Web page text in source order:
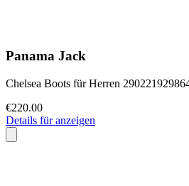
Panama Jack
Chelsea Boots für Herren
€220.00
Details für anzeigen